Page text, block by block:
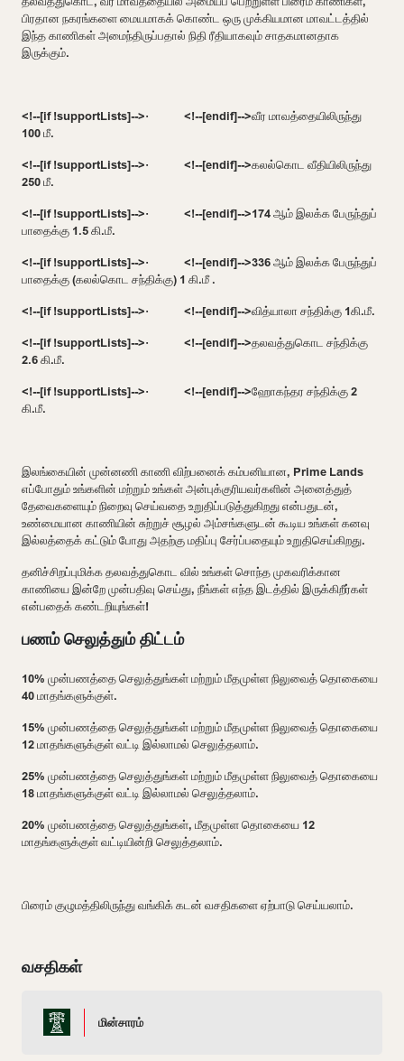
பிரதான நகரங்களை மையமாகக் கொண்ட ஒரு முக்கியமான மாவட்டத்தில்
இந்த காணிகள் அமைந்திருப்பதால் நிதி ரீதியாகவும் சாதகமானதாக
இருக்கும்.
<!--[if !supportLists]-->· <!--[endif]-->வீர மாவத்தையிலிருந்து
100மீ.
<!--[if !supportLists]-->· <!--[endif]-->கலல்கொட வீதியிலிருந்து
250மீ.
<!--[if !supportLists]-->· <!--[endif]-->174ஆம் இலக்க பேருந்துப்
பாதைக்கு 1.5கி.மீ.
<!--[if !supportLists]-->· <!--[endif]-->336ஆம் இலக்க பேருந்துப்
பாதைக்கு (கலல்கொட சந்திக்கு) 1 கி.மீ .
<!--[if !supportLists]-->· <!--[endif]-->வித்யாலா சந்திக்கு 1கி.மீ.
<!--[if !supportLists]-->· <!--[endif]-->தலவத்துகொட சந்திக்கு
2.6கி.மீ.
<!--[if !supportLists]-->· <!--[endif]-->ஹோகந்தர சந்திக்கு2
கி.மீ.
இலங்கையின் முன்னணி காணி விற்பனைக் கம்பனியான, Prime Lands
எப்போதும் உங்களின் மற்றும் உங்கள் அன்புக்குரியவர்களின் அனைத்துத்
தேவைகளையும் நிறைவு செய்வதை உறுதிப்படுத்துகிறது என்பதுடன்,
உண்மையான காணியின் சுற்றுச் சூழல் அம்சங்களுடன் கூடிய உங்கள் கனவு
இல்லத்தைக் கட்டும் போது அதற்கு மதிப்பு சேர்ப்பதையும் உறுதிசெய்கிறது.
தனிச்சிறப்புமிக்க தலவத்துகொட வில் உங்கள் சொந்த முகவரிக்கான
காணியை இன்றே முன்பதிவு செய்து, நீங்கள் எந்த இடத்தில் இருக்கிறீர்கள்
என்பதைக் கண்டறியுங்கள்!
பணம் செலுத்தும் திட்டம்
10% முன்பணத்தை செலுத்துங்கள் மற்றும் மீதமுள்ள நிலுவைத் தொகையை
40 மாதங்களுக்குள்.
15% முன்பணத்தை செலுத்துங்கள் மற்றும் மீதமுள்ள நிலுவைத் தொகையை
12 மாதங்களுக்குள் வட்டி இல்லாமல் செலுத்தலாம்.
25% முன்பணத்தை செலுத்துங்கள் மற்றும் மீதமுள்ள நிலுவைத் தொகையை
18 மாதங்களுக்குள் வட்டி இல்லாமல் செலுத்தலாம்.
20% முன்பணத்தை செலுத்துங்கள், மீதமுள்ள தொகையை 12
மாதங்களுக்குள் வட்டியின்றி செலுத்தலாம்.
பிரைம் குழுமத்திலிருந்து வங்கிக் கடன் வசதிகளை ஏற்பாடு செய்யலாம்.
வசதிகள்
மின்சாரம்